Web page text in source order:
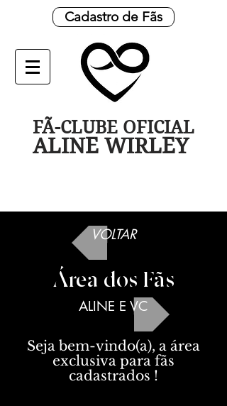
Cadastro de Fãs
FÃ-CLUBE OFICIAL
ALINE WIRLEY
VOLTAR
Área dos Fãs
ALINE E VC
Seja bem-vindo(a), a área
exclusiva para fãs
cadastrados !